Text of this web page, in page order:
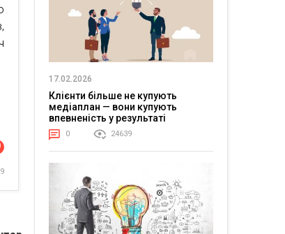
17.02.2026
Клієнти більше не купують
медіаплан — вони купують
впевненість у результаті
0 24639